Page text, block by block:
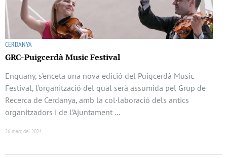
CERDANYA
GRC-Puigcerdà Music Festival
Enguany, s’enceta una nova edició del Puigcerdà Music
Festival, l’organització del qual serà assumida pel Grup de
Recerca de Cerdanya, amb la col·laboració dels antics
organitzadors i de l’Ajuntament …
26 març del 2024